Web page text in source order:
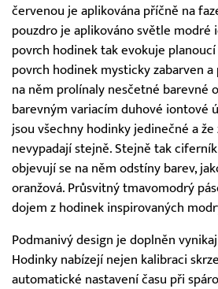
červenou je aplikována příčně na
pouzdro je aplikováno světle modré
povrch hodinek tak evokuje planoucí
povrch hodinek mysticky zabarven a
na něm prolínaly nesčetné barevné
barevným variacím duhové iontové
jsou všechny hodinky jedinečné a že
nevypadají stejně. Stejně tak
objevují se na něm odstíny barev,
oranžová. Průsvitný tmavomodrý
dojem z hodinek inspirovaných
Podmanivý design je doplněn
Hodinky nabízejí nejen kalibraci
automatické nastavení času při